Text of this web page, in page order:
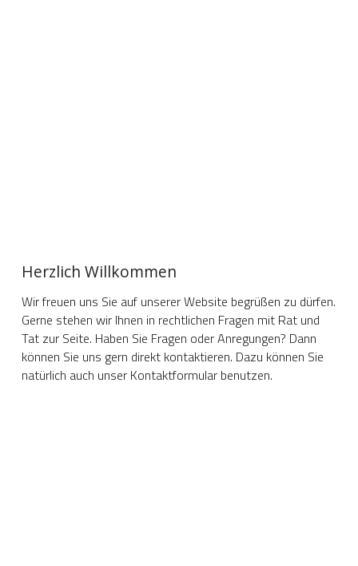
Herzlich Willkommen
Wir freuen uns Sie auf unserer Website begrüßen zu dürfen.
Gerne stehen wir Ihnen in rechtlichen Fragen mit Rat und
Tat zur Seite. Haben Sie Fragen oder Anregungen? Dann
können Sie uns gern direkt kontaktieren. Dazu können Sie
natürlich auch unser Kontaktformular benutzen.